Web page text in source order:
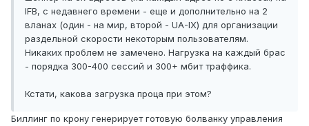
IFB, с недавнего времени - еще и дополнительно на 2
вланах (один - на мир, второй - UA-IX) для организации
раздельной скорости некоторым пользователям.
Никаких проблем не замечено. Нагрузка на каждый брас
- порядка 300-400 сессий и 300+ мбит траффика.
Кстати, какова загрузка проца при этом?
Биллинг по крону генерирует готовую болванку управления